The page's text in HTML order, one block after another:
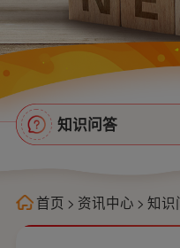
知识问答
首页 > 资讯中心 > 知识